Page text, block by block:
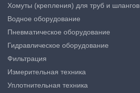
Хомуты (крепления) для труб и шлангов
Водное оборудование
Пневматическое оборудование
Гидравлическое оборудование
Фильтрация
Измерительная техника
Уплотнительная техника